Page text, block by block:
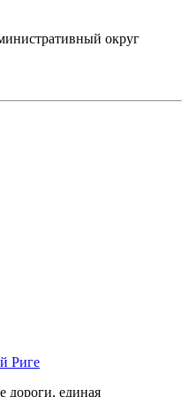
округ
Риге
дороги, единая